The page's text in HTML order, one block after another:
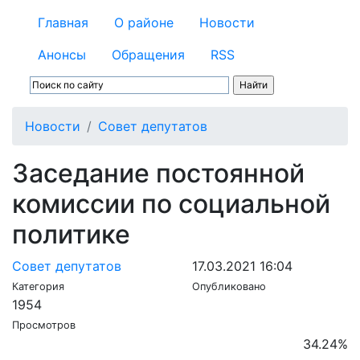
Главная О районе
Новости
Анонсы
Обращения RSS
Новости Совет депутатов
Заседание постоянной
комиссии по социальной
политике
Совет депутатов
Категория
17.03.2021 16:04
Опубликовано
1954
Просмотров
34.24%